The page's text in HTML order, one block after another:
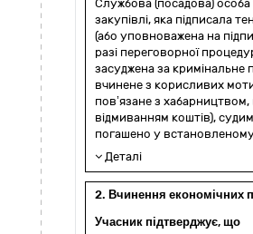
Службова (посадова)
закупівлі, яка підписала
(або уповноважена на
разі переговорної
засуджена за
вчинене з корисливих
пов’язане з
відмиванням коштів),
погашено у
Деталі
2. Вчинення економічних
Учасник підтверджує, що